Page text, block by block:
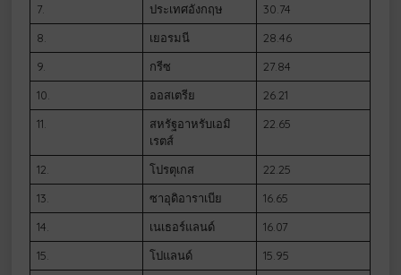
7.
ประเทศอังกฤษ
30.74
8.
เยอรมนี
28.46
9.
กรีซ
27.84
10.
ออสเตรีย
26.21
11.
สหรัฐอาหรับเอมิ
เรตส์
22.65
12. โปรตุเกส
22.25
13.
ซาอุดิอาราเบีย
16.65
14.
เนเธอร์แลนด์
16.07
15.
โปแลนด์
15.95